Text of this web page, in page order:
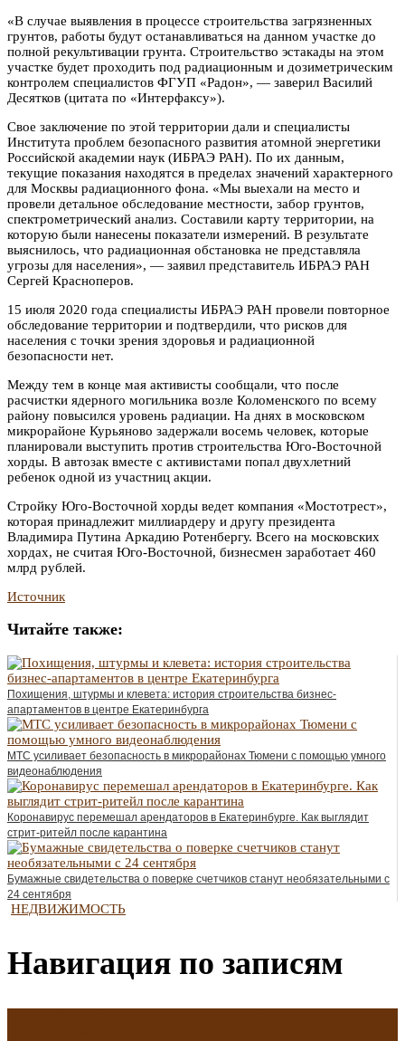
«В случае выявления в процессе строительства загрязненных
грунтов, работы будут останавливаться на данном участке до
полной рекультивации грунта. Строительство эстакады на этом
участке будет проходить под радиационным и дозиметрическим
контролем специалистов ФГУП «Радон», — заверил Василий
Десятков (цитата по «Интерфаксу»).
Свое заключение по этой территории дали и специалисты
Института проблем безопасного развития атомной энергетики
Российской академии наук (ИБРАЭ РАН). По их данным,
текущие показания находятся в пределах значений характерного
для Москвы радиационного фона. «Мы выехали на место и
провели детальное обследование местности, забор грунтов,
спектрометрический анализ. Составили карту территории, на
которую были нанесены показатели измерений. В результате
выяснилось, что радиационная обстановка не представляла
угрозы для населения», — заявил представитель ИБРАЭ РАН
Сергей Красноперов.
15 июля 2020 года специалисты ИБРАЭ РАН провели повторное
обследование территории и подтвердили, что рисков для
населения с точки зрения здоровья и радиационной
безопасности нет.
Между тем в конце мая активисты сообщали, что после
расчистки ядерного могильника возле Коломенского по всему
району повысился уровень радиации. На днях в московском
микрорайоне Курьяново задержали восемь человек, которые
планировали выступить против строительства Юго-Восточной
хорды. В автозак вместе с активистами попал двухлетний
ребенок одной из участниц акции.
Стройку Юго-Восточной хорды ведет компания «Мостотрест»,
которая принадлежит миллиардеру и другу президента
Владимира Путина Аркадию Ротенбергу. Всего на московских
хордах, не считая Юго-Восточной, бизнесмен заработает 460
млрд рублей.
Источник
Читайте также:
Похищения, штурмы и клевета: история строительства бизнес-
апартаментов в центре Екатеринбурга
МТС усиливает безопасность в микрорайонах Тюмени с помощью умного
видеонаблюдения
Коронавирус перемешал арендаторов в Екатеринбурге. Как выглядит
стрит-ритейл после карантина
Бумажные свидетельства о поверке счетчиков станут необязательными с
24 сентября
НЕДВИЖИМОСТЬ
Навигация по записям